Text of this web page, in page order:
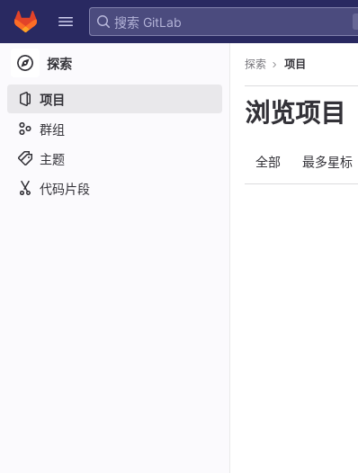
Skip to content
GitLab
探索
项目
群组
主题
代码片段
探索 项目
浏览项目
全部 最多星标